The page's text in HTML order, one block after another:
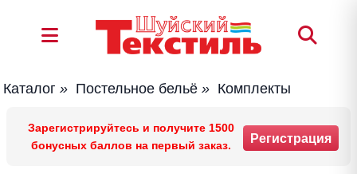
Каталог » Постельное бельё » Комплекты
Зарегистрируйтесь и получите 1500
бонусных баллов на первый заказ.
Регистрация